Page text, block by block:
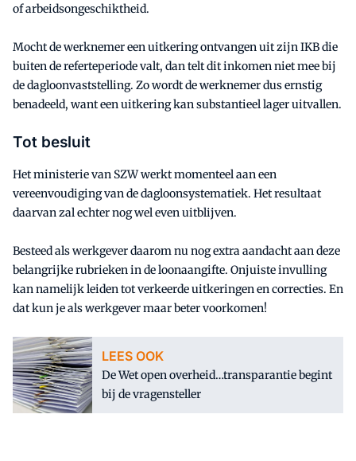
of arbeidsongeschiktheid.
Mocht de werknemer een uitkering ontvangen uit zijn IKB die
buiten de referteperiode valt, dan telt dit inkomen niet mee bij
de dagloonvaststelling. Zo wordt de werknemer dus ernstig
benadeeld, want een uitkering kan substantieel lager uitvallen.
Tot besluit
Het ministerie van SZW werkt momenteel aan een
vereenvoudiging van de dagloonsystematiek. Het resultaat
daarvan zal echter nog wel even uitblijven.
Besteed als werkgever daarom nu nog extra aandacht aan deze
belangrijke rubrieken in de loonaangifte. Onjuiste invulling
kan namelijk leiden tot verkeerde uitkeringen en correcties. En
dat kun je als werkgever maar beter voorkomen!
LEES OOK
De Wet open overheid…transparantie begint
bij de vragensteller